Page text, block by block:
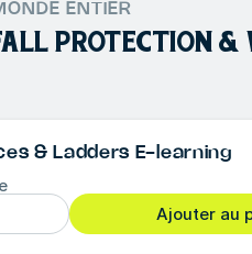
ENTIER
PROTECTION &
& Ladders E-learning
Ajouter au